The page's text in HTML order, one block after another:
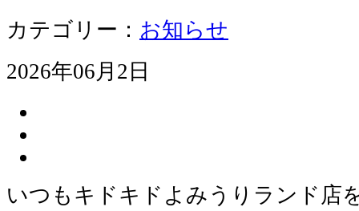
カテゴリー： お知らせ
2026年06月2日
いつもキドキドよみうりランド店